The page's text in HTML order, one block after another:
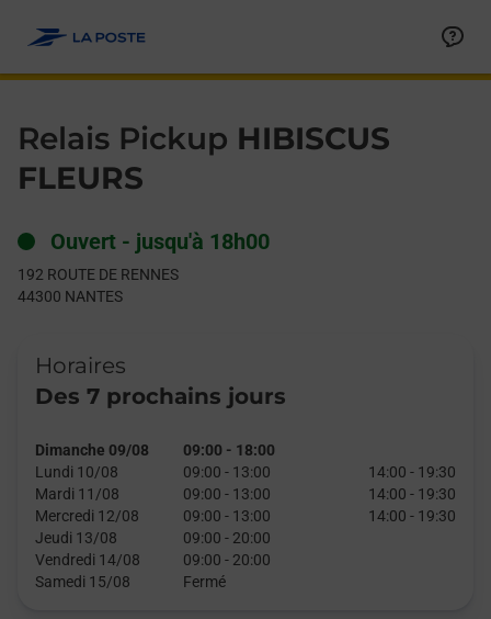
Relais Pickup HIBISCUS
FLEURS
Ouvert - jusqu'à 18h00
192 ROUTE DE RENNES
44300 NANTES
Horaires
Des 7 prochains jours
Dimanche 09/08 09:00 - 18:00
Lundi 10/08
09:00 - 13:00 14:00 - 19:30
Mardi 11/08
09:00 - 13:00 14:00 - 19:30
Mercredi 12/08
09:00 - 13:00 14:00 - 19:30
Jeudi 13/08
09:00 - 20:00
Vendredi 14/08
09:00 - 20:00
Samedi 15/08
Fermé